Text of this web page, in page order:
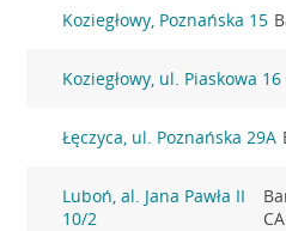
Koziegłowy, Poznańska 15
Koziegłowy, ul. Piaskowa 16
Łęczyca, ul. Poznańska 29A
Luboń, al. Jana Pawła II
10/2